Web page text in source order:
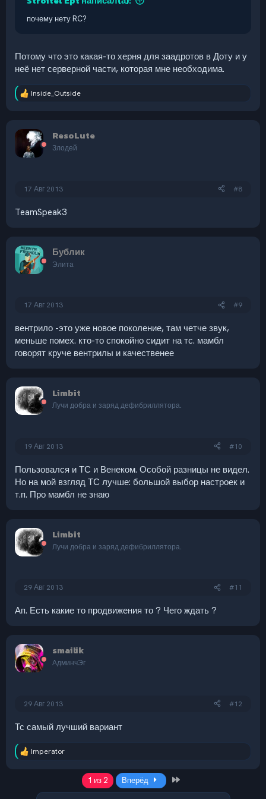
почему нету RC?
Потому что это какая-то херня для заадротов в Доту и у
неё нет серверной части, которая мне необходима.
Р
Inside_Outside
ResoLute
Злодей
17 Авг 2013 #8
TeamSpeak3
Бублик
Элита
17 Авг 2013 #9
вентрило -это уже новое поколение, там четче звук,
меньше помех. кто-то спокойно сидит на тс. мамбл
говорят круче вентрилы и качественее
Limbit
Лучи добра и заряд дефибриллятора.
19 Авг 2013 #10
Пользовался и ТС и Венеком. Особой разницы не видел.
Но на мой взгляд ТС лучше: большой выбор настроек и
т.п. Про мамбл не знаю
Limbit
Лучи добра и заряд дефибриллятора.
29 Авг 2013 #11
Ап. Есть какие то продвижения то ? Чего ждать ?
smailik
АдминчЭг
29 Авг 2013 #12
Тс самый лучший вариант
Р
Imperator
1 из 2 Вперёд